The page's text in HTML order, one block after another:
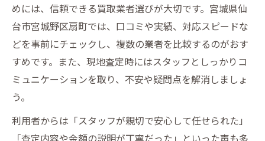
めには、信頼できる買取業者選びが大切です。宮城県仙
台市宮城野区扇町では、口コミや実績、対応スピードな
どを事前にチェックし、複数の業者を比較するのがおす
すめです。また、現地査定時にはスタッフとしっかりコ
ミュニケーションを取り、不安や疑問点を解消しましょ
う。
利用者からは「スタッフが親切で安心して任せられた」
「査定内容や金額の説明が丁寧だった」といった声も多